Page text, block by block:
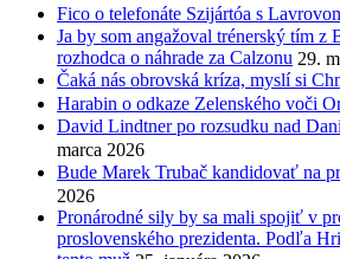
Fico o telefonáte Szijártóa s
Ja by som angažoval trénerský tím
rozhodca o náhrade za Calzonu 29.
Čaká nás obrovská kríza, myslí si
Harabin o odkaze Zelenského voči
David Lindtner po rozsudku nad
marca 2026
Bude Marek Trubač kandidovať na
2026
Pronárodné sily by sa mali spojiť v
proslovenského prezidenta. Podľa